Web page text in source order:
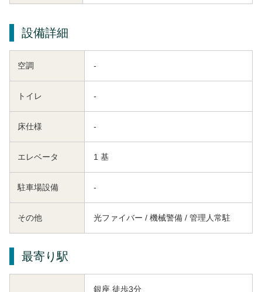
設備詳細
空調 -
トイレ -
床仕様 -
エレベータ 1 基
駐車場設備 -
その他 光ファイバー / 機械警備 / 管理人常駐
最寄り駅
銀座 徒歩3分